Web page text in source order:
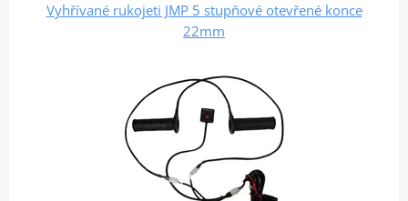
Vyhřívané rukojeti JMP 5 stupňové otevřené konce
22mm